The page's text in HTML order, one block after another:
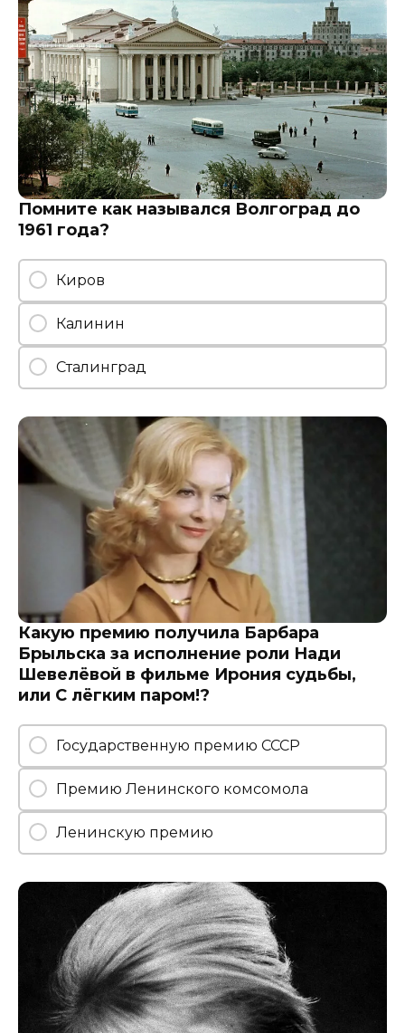
Помните как назывался Волгоград до
1961 года?
Киров
Калинин
Сталинград
Какую премию получила Барбара
Брыльска за исполнение роли Нади
Шевелёвой в фильме Ирония судьбы,
или С лёгким паром!?
Государственную премию СССР
Премию Ленинского комсомола
Ленинскую премию